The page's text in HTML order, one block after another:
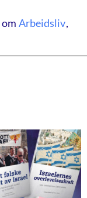
Arbeidsliv,